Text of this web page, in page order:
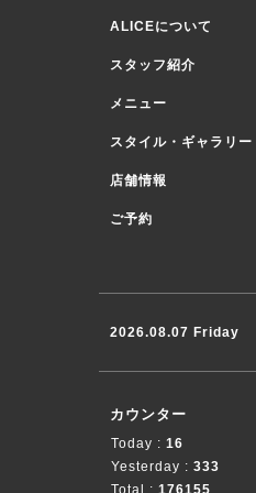
ALICEについて
スタッフ紹介
メニュー
スタイル・ギャラリー
店舗情報
ご予約
2026.08.07 Friday
カウンター
Today : 16
Yesterday : 333
Total : 176155